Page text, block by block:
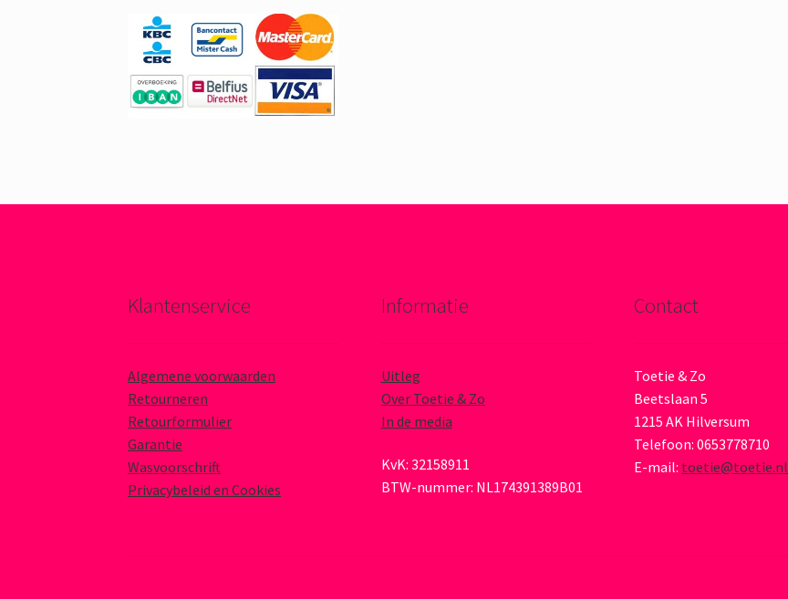
Klantenservice
Algemene voorwaarden
Retourneren
Retourformulier
Garantie
Wasvoorschrift
Privacybeleid en Cookies
Informatie
Uitleg
Over Toetie & Zo
In de media
KvK: 32158911
BTW-nummer: NL174391389B01
Contact
Toetie & Zo
Beetslaan 5
1215 AK Hilversum
Telefoon: 0653778710
E-mail: toetie@toetie.nl